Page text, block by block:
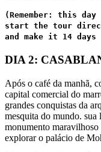
(Remember: this
start the tour
and make it 14
DIA 2:
Após o café da manhã,
capital comercial do
grandes conquistas da
mesquita do mundo. sua
monumento
explorar o palácio de